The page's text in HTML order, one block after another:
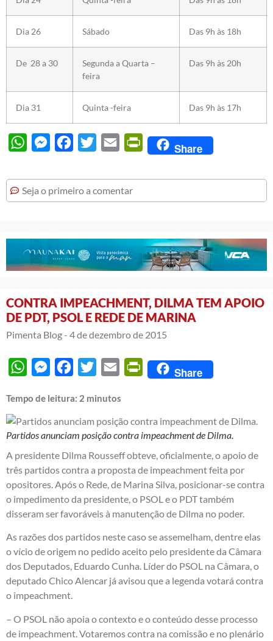
Dia 26 Sábado Das 9h às 18h
De 28 a 30
Segunda a Quarta –
feira
Das 9h às 20h
Dia 31 Quinta -feira Das 9h às 17h
WhatsAppMessengerFacebook
Twitter Email PrintFriendly
Share
Seja o primeiro a comentar
CONTRA IMPEACHMENT, DILMA TEM APOIO
DE PDT, PSOL E REDE DE MARINA
Pimenta Blog - 4 de dezembro de 2015
WhatsAppMessengerFacebook
Twitter Email PrintFriendly
Share
Tempo de leitura: 2 minutos
Partidos anunciam posição contra impeachment de Dilma.
A presidente Dilma Rousseff obteve, oficialmente, o apoio de
três partidos contra a proposta de impeachment feita por
opositores. Após o Rede, de Marina Silva, posicionar-se contra
o impedimento da presidente, o PSOL e o PDT também
disseram ser favoráveis à manutenção de Dilma no poder.
As razões dos partidos neste caso se assemelham, dentre elas
o vício de origem no pedido aceito pelo presidente da Câmara
dos Deputados, Eduardo Cunha. Líder do PSOL na Câmara, o
deputado Chico Alencar já avisou que a legenda votará contra
o impeachment.
– O PSOL não apoia o contexto e o conteúdo desse processo
de impeachment. Votaremos contra na comissão e no plenário